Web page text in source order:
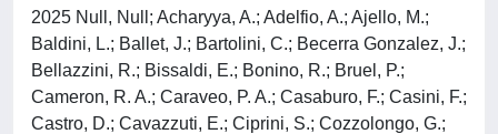
2025 Null, Null; Acharyya, A.; Adelfio, A.; Ajello, M.;
Baldini, L.; Ballet, J.; Bartolini, C.; Becerra Gonzalez, J.;
Bellazzini, R.; Bissaldi, E.; Bonino, R.; Bruel, P.;
Cameron, R. A.; Caraveo, P. A.; Casaburo, F.; Casini, F.;
Castro, D.; Cavazzuti, E.; Ciprini, S.; Cozzolongo, G.;